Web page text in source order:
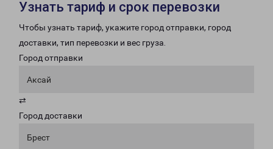
Узнать тариф и срок перевозки
Чтобы узнать тариф, укажите город отправки, город
доставки, тип перевозки и вес груза.
Город отправки
Аксай
⇄
Город доставки
Брест